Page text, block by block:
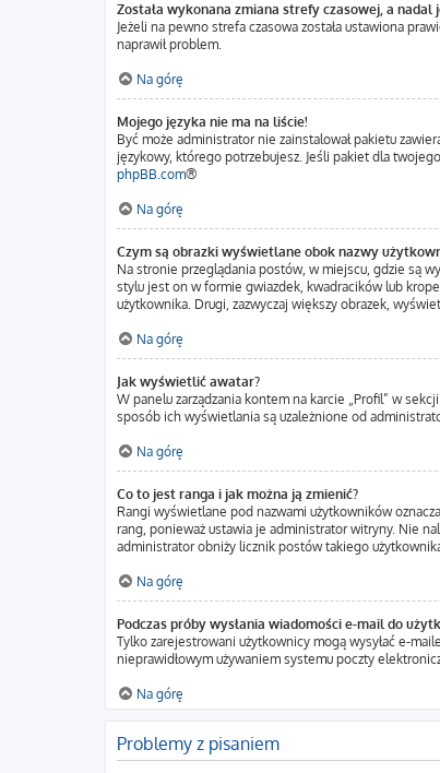
Została wykonana zmiana strefy czasowej, a
Jeżeli na pewno strefa czasowa została ustawiona
naprawił problem.
Na górę
Mojego języka nie ma na liście!
Być może administrator nie zainstalował pakietu
językowy, którego potrzebujesz. Jeśli pakiet dla
phpBB.com®
Na górę
Czym są obrazki wyświetlane obok nazwy
Na stronie przeglądania postów, w miejscu, gdzie są
stylu jest on w formie gwiazdek, kwadracików lub
użytkownika. Drugi, zazwyczaj większy obrazek,
Na górę
Jak wyświetlić awatar?
W panelu zarządzania kontem na karcie „Profil” w
sposób ich wyświetlania są uzależnione od
Na górę
Co to jest ranga i jak można ją zmienić?
Rangi wyświetlane pod nazwami użytkowników
rang, ponieważ ustawia je administrator witryny. Nie
administrator obniży licznik postów takiego
Na górę
Podczas próby wysłania wiadomości e-mail do
Tylko zarejestrowani użytkownicy mogą wysyłać e-
nieprawidłowym używaniem systemu poczty
Na górę
Problemy z pisaniem